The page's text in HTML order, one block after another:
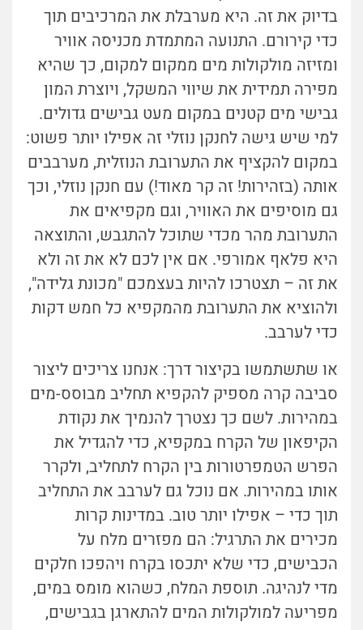
בדיוק את זה. היא מערבלת את המרכיבים תוך
כדי קירורם. התנועה המתמדת מכניסה אוויר
ומזיזה מולקולות מים ממקום למקום, כך שהיא
מפירה תמידית את שיווי המשקל, ויוצרת המון
גבישי מים קטנים במקום מעט גבישים גדולים.
למי שיש גישה לחנקן נוזלי זה אפילו יותר פשוט:
במקום להקציף את התערובת הנוזלית, מערבבים
אותה (בזהירות! זה קר מאוד!) עם חנקן נוזלי, וכך
גם מוסיפים את האוויר, וגם מקפיאים את
התערובת מהר מכדי שתוכל להתגבש, והתוצאה
היא פלאף אמורפי. אם אין לכם לא את זה ולא
את זה – תצטרכו להיות בעצמכם "מכונת גלידה",
ולהוציא את התערובת מהמקפיא כל חמש דקות
כדי לערבב.
או שתשתמשו בקיצור דרך: אנחנו צריכים ליצור
סביבה קרה מספיק להקפיא תחליב מבוסס-מים
במהירות. לשם כך נצטרך להנמיך את נקודת
הקיפאון של הקרח במקפיא, כדי להגדיל את
הפרש הטמפרטורות בין הקרח לתחליב, ולקרר
אותו במהירות. אם נוכל גם לערבב את התחליב
תוך כדי – אפילו יותר טוב. במדינות קרות
מכירים את התרגיל: הם מפזרים מלח על
הכבישים, כדי שלא יתכסו בקרח ויהפכו חלקים
מדי לנהיגה. תוספת המלח, כשהוא מומס במים,
מפריעה למולקולות המים להתארגן בגבישים,